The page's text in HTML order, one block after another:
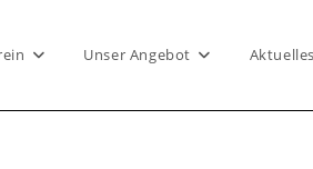
Unser Angebot Aktuelles